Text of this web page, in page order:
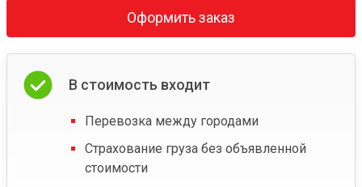
Оформить заказ
В стоимость входит
Перевозка между городами
Страхование груза без объявленной
стоимости